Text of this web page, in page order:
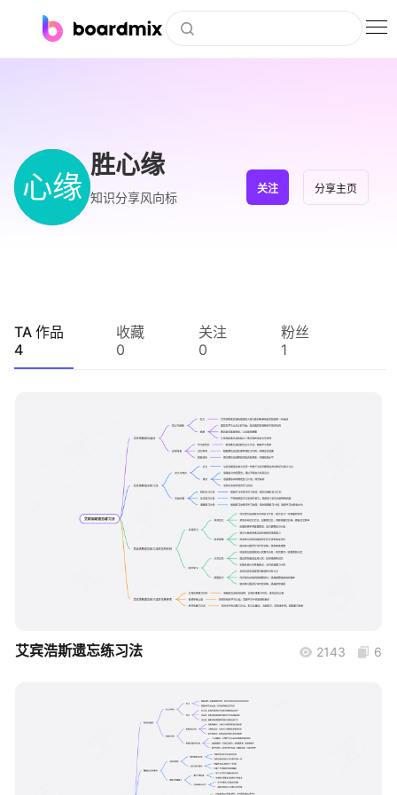
下载
会员
企业服务
知识分享社区
心缘
胜心缘
知识分享风向标
关注 分享主页
TA 作品
4
收藏
0
关注
0
粉丝
1
艾宾浩斯遗忘练习法 2143 6